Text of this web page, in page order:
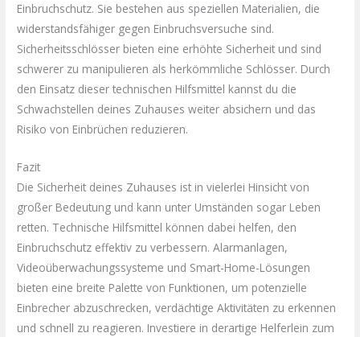
Einbruchschutz. Sie bestehen aus speziellen Materialien, die
widerstandsfähiger gegen Einbruchsversuche sind.
Sicherheitsschlösser bieten eine erhöhte Sicherheit und sind
schwerer zu manipulieren als herkömmliche Schlösser. Durch
den Einsatz dieser technischen Hilfsmittel kannst du die
Schwachstellen deines Zuhauses weiter absichern und das
Risiko von Einbrüchen reduzieren.
Fazit
Die Sicherheit deines Zuhauses ist in vielerlei Hinsicht von
großer Bedeutung und kann unter Umständen sogar Leben
retten. Technische Hilfsmittel können dabei helfen, den
Einbruchschutz effektiv zu verbessern. Alarmanlagen,
Videoüberwachungssysteme und Smart-Home-Lösungen
bieten eine breite Palette von Funktionen, um potenzielle
Einbrecher abzuschrecken, verdächtige Aktivitäten zu erkennen
und schnell zu reagieren. Investiere in derartige Helferlein zum